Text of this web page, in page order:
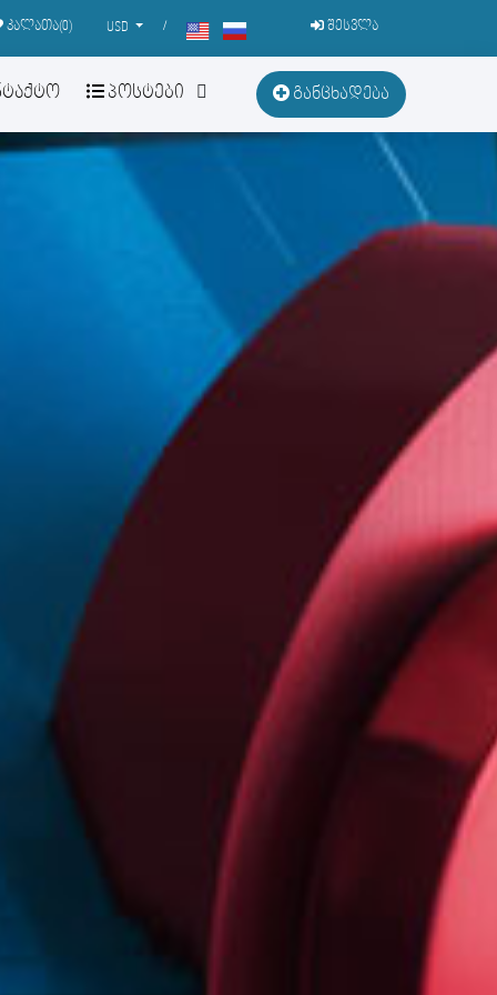
კალათა(0) USD / შესვლა
პოსტები განცხადება